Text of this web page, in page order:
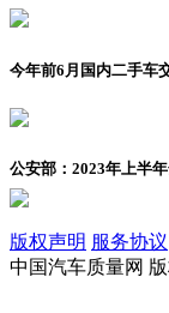
今年前6月国内二手车
公安部：2023年上半
版权声明 服务协议
中国汽车质量网